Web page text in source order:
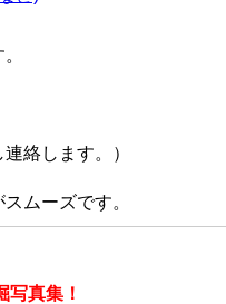
絡します。）
ムーズです。
写真集！